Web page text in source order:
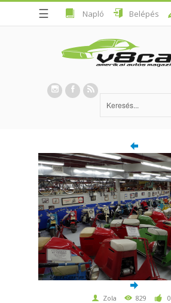
☰ Napló Belépés
Zola 829 0